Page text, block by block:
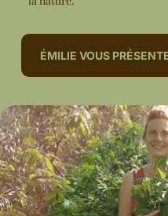
ÉMILIE VOUS